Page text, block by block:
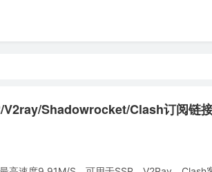
V2ray/Shadowrocket/Clash订阅链